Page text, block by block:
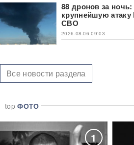
88 дронов за
крупнейшую
СВО
2026-08-06 09:03
Все новости раздела
topФОТО
1